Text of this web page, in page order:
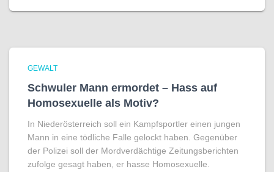
GEWALT
Schwuler Mann ermordet – Hass auf
Homo­sexuelle als Motiv?
In Niederösterreich soll ein Kampfsportler einen jungen
Mann in eine tödliche Falle gelockt haben. Gegenüber
der Polizei soll der Mordverdächtige Zeitungsberichten
zufolge gesagt haben, er hasse Homosexuelle.